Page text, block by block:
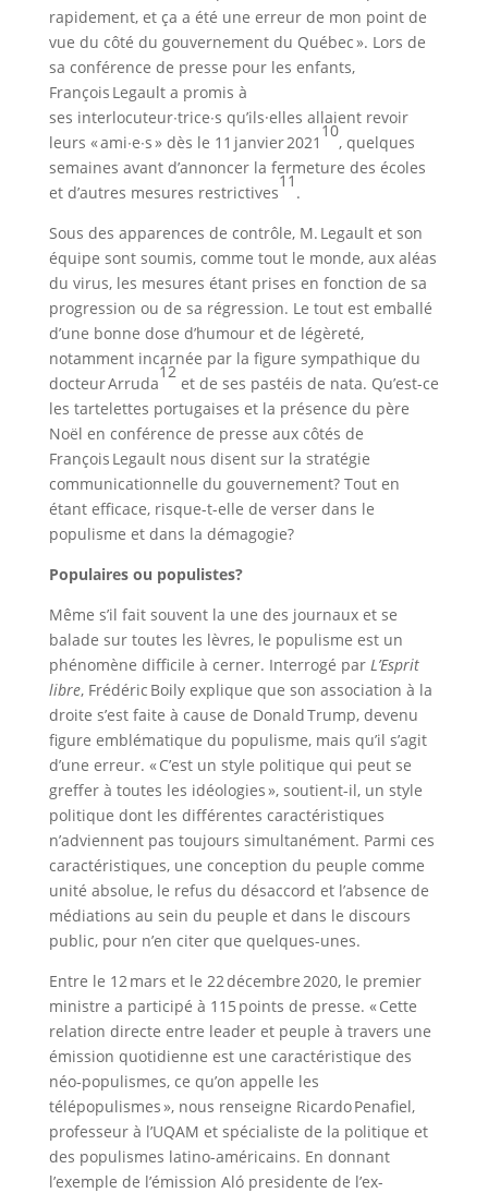
rapidement, et ça a été une erreur de mon point de
vue du côté du gouvernement du Québec ». Lors de
sa conférence de presse pour les enfants,
François Legault a promis à
ses interlocuteur∙trice∙s qu’ils·elles allaient revoir
leurs « ami∙e∙s » dès le 11 janvier 2021
10
, quelques
semaines avant d’annoncer la fermeture des écoles
et d’autres mesures restrictives
11
.
Sous des apparences de contrôle, M. Legault et son
équipe sont soumis, comme tout le monde, aux aléas
du virus, les mesures étant prises en fonction de sa
progression ou de sa régression. Le tout est emballé
d’une bonne dose d’humour et de légèreté,
notamment incarnée par la figure sympathique du
docteur Arruda
12
et de ses pastéis de nata. Qu’est-ce
les tartelettes portugaises et la présence du père
Noël en conférence de presse aux côtés de
François Legault nous disent sur la stratégie
communicationnelle du gouvernement? Tout en
étant efficace, risque-t-elle de verser dans le
populisme et dans la démagogie?
Populaires ou populistes?
Même s’il fait souvent la une des journaux et se
balade sur toutes les lèvres, le populisme est un
phénomène difficile à cerner. Interrogé par L’Esprit
libre, Frédéric Boily explique que son association à la
droite s’est faite à cause de Donald Trump, devenu
figure emblématique du populisme, mais qu’il s’agit
d’une erreur. « C’est un style politique qui peut se
greffer à toutes les idéologies », soutient-il, un style
politique dont les différentes caractéristiques
n’adviennent pas toujours simultanément. Parmi ces
caractéristiques, une conception du peuple comme
unité absolue, le refus du désaccord et l’absence de
médiations au sein du peuple et dans le discours
public, pour n’en citer que quelques-unes.
Entre le 12 mars et le 22 décembre 2020, le premier
ministre a participé à 115 points de presse. « Cette
relation directe entre leader et peuple à travers une
émission quotidienne est une caractéristique des
néo-populismes, ce qu’on appelle les
télépopulismes », nous renseigne Ricardo Penafiel,
professeur à l’UQAM et spécialiste de la politique et
des populismes latino-américains. En donnant
l’exemple de l’émission Aló presidente de l’ex-